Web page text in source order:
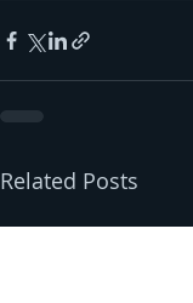
Related Posts